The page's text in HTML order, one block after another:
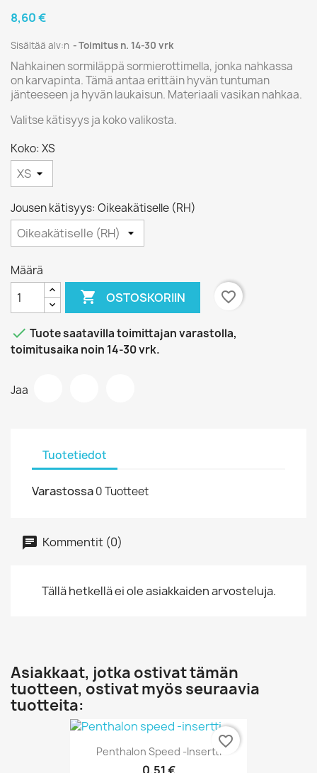
8,60 €
Sisältää alv:n Toimitus n. 14-30 vrk
Nahkainen sormiläppä sormierottimella, jonka nahkassa
on karvapinta. Tämä antaa erittäin hyvän tuntuman
jänteeseen ja hyvän laukaisun. Materiaali vasikan nahkaa.
Valitse kätisyys ja koko valikosta.
Koko: XS
Jousen kätisyys: Oikeakätiselle (RH)
Määrä
 OSTOSKORIIN favorite_border
 Tuote saatavilla toimittajan varastolla,
toimitusaika noin 14-30 vrk.
Jaa
Tuotetiedot
Varastossa0 Tuotteet
Kommentit (0)
Tällä hetkellä ei ole asiakkaiden arvosteluja.
Asiakkaat, jotka ostivat tämän
tuotteen, ostivat myös seuraavia
tuotteita:
Penthalon Speed -insertti
favorite_border